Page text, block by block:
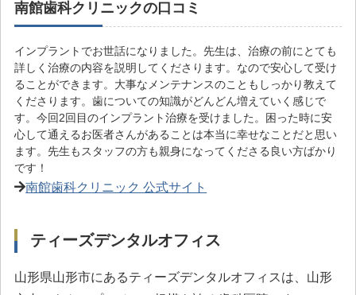
南館歯科クリニックの口コミ
インプラントでお世話になりました。先生は、治療の前にとても
詳しく治療の内容を説明してくださります。なので安心して受け
ることができます。大事なメンテナンスのこともしっかり教えて
くださります。歯についての知識がどんどん増えていく感じで
す。今回2回目のインプラント治療を受けました。困った時に安
心して通えるお医者さんがあることは本当に幸せなことだと思い
ます。先生もスタッフの方も親身になってくださる良い方ばかり
です！
南館歯科クリニック 公式サイト
ティーズデンタルオフィス
山形県山形市にあるティーズデンタルオフィスは、山形